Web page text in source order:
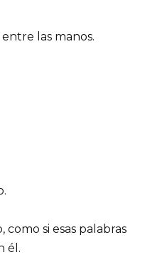
las manos.
como si esas palabras
él.